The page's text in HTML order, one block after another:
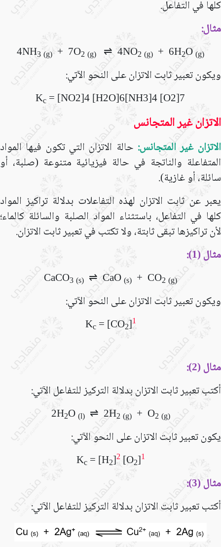
كلها في التفاعل.
مثال:
4NH3 (g) + 7O2 (g) ⇌ 4NO2 (g) + 6H2O (g)
ويكون تعبير ثابت الاتزان على النحو الآتي:
Kc = [NO2]4 [H2O]6[NH3]4 [O2]7
الاتزان غير المتجانس
الاتزان غير المتجانس: حالة الاتزان التي تكون فيها المواد
المتفاعلة والناتجة في حالة فيزيائية متنوعة (صلبة، أو
سائلة، أو غازية).
يعبر عن ثابت الاتزان لهذه التفاعلات بدلالة تراكيز المواد
كلها في التفاعل، باستثناء المواد الصلبة والسائلة كالماء؛
لأن تراكيزها تبقى ثابتة، ولا تكتب في تعبير ثابت الاتزان.
مثال (1
):
CaCO3 (s) ⇌ CaO (s) + CO2 (g)
ويكون تعبير ثابت الاتزان على النحو الآتي:
Kc= [CO2]1
مثال (2
):
أكتب تعبير ثابت الاتزان بدلالة التركيز للتفاعل الآتي:
2H2O (l) ⇌ 2H2 (g)+ O2 (g)
يكون تعبير ثابت الاتزان على النحو الآتي:
Kc= [H2]2[O2]1
مثال (3
):
أكتب تعبير ثابت الاتزان بدلالة التركيز للتفاعل الآتي: